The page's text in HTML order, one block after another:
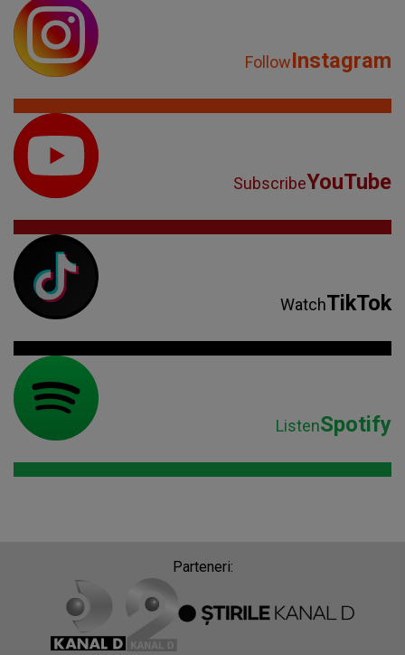
FollowInstagram
SubscribeYouTube
WatchTikTok
ListenSpotify
Parteneri: